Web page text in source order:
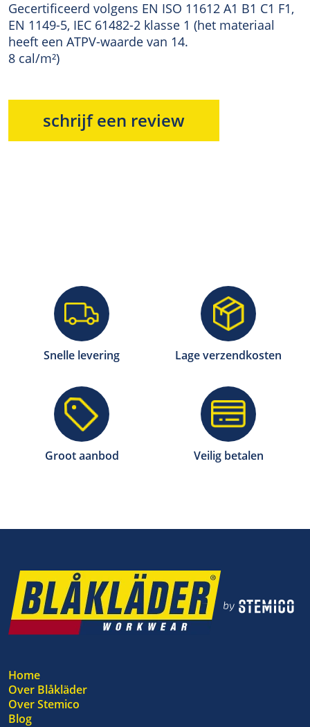
Gecertificeerd volgens EN ISO 11612 A1 B1 C1 F1,
EN 1149-5, IEC 61482-2 klasse 1 (het materiaal
heeft een ATPV-waarde van 14.
8 cal/m²)
schrijf een review
Snelle levering Lage verzendkosten
Groot aanbod Veilig betalen
Home
Over Blåkläder
Over Stemico
Blog